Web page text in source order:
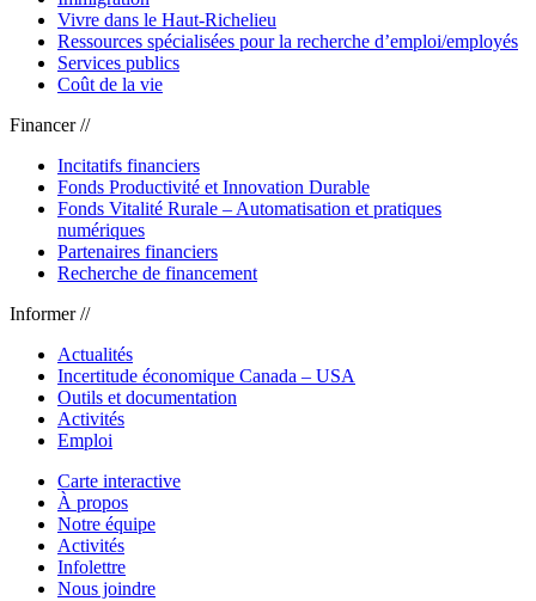
Vivre dans le Haut-Richelieu
Ressources spécialisées pour la recherche d’emploi/employés
Services publics
Coût de la vie
Financer //
Incitatifs financiers
Fonds Productivité et Innovation Durable
Fonds Vitalité Rurale – Automatisation et pratiques
numériques
Partenaires financiers
Recherche de financement
Informer //
Actualités
Incertitude économique Canada – USA
Outils et documentation
Activités
Emploi
Carte interactive
À propos
Notre équipe
Activités
Infolettre
Nous joindre